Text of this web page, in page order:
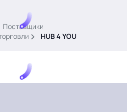
Поставщики
HUB 4 YOU